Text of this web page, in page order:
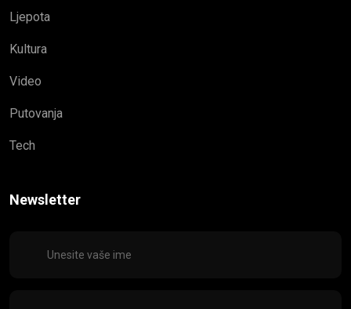
Ljepota
Kultura
Video
Putovanja
Tech
Newsletter